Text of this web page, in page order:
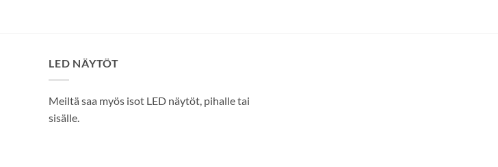
LED NÄYTÖT
Meiltä saa myös isot LED näytöt, pihalle tai
sisälle.